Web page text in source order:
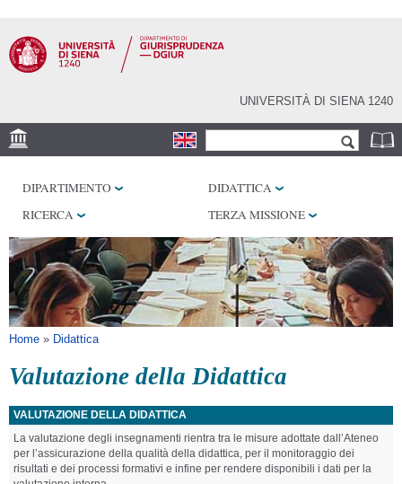
contenuto
principale
UNIVERSITÀ DI SIENA 1240
Form di ricerca
BIBLIOTECHE
SERVIZI
DIPARTIMENTO
DIDATTICA
RICERCA
TERZA MISSIONE
Tu sei qui
Home » Didattica
Valutazione della Didattica
VALUTAZIONE DELLA DIDATTICA
La valutazione degli insegnamenti rientra tra le misure adottate dall’Ateneo
per l’assicurazione della qualità della didattica, per il monitoraggio dei
risultati e dei processi formativi e infine per rendere disponibili i dati per la